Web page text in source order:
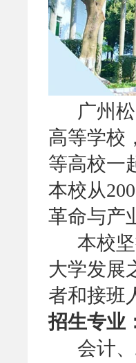
广州松
高等学校
等高校一
本校从
革命与产
本校坚
大学发展
者和接班
招生专业
会计、